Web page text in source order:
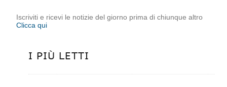
Iscriviti e ricevi le notizie del giorno prima di chiunque altro
Clicca qui
I PIÙ LETTI